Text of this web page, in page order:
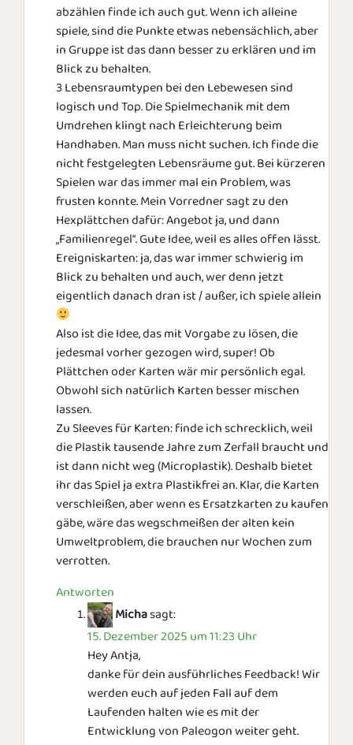
abzählen finde ich auch gut. Wenn ich alleine
spiele, sind die Punkte etwas nebensächlich, aber
in Gruppe ist das dann besser zu erklären und im
Blick zu behalten.
3 Lebensraumtypen bei den Lebewesen sind
logisch und Top. Die Spielmechanik mit dem
Umdrehen klingt nach Erleichterung beim
Handhaben. Man muss nicht suchen. Ich finde die
nicht festgelegten Lebensräume gut. Bei kürzeren
Spielen war das immer mal ein Problem, was
frusten konnte. Mein Vorredner sagt zu den
Hexplättchen dafür: Angebot ja, und dann
„Familienregel“. Gute Idee, weil es alles offen lässt.
Ereigniskarten: ja, das war immer schwierig im
Blick zu behalten und auch, wer denn jetzt
eigentlich danach dran ist / außer, ich spiele allein
Also ist die Idee, das mit Vorgabe zu lösen, die
jedesmal vorher gezogen wird, super! Ob
Plättchen oder Karten wär mir persönlich egal.
Obwohl sich natürlich Karten besser mischen
lassen.
Zu Sleeves für Karten: finde ich schrecklich, weil
die Plastik tausende Jahre zum Zerfall braucht und
ist dann nicht weg (Microplastik). Deshalb bietet
ihr das Spiel ja extra Plastikfrei an. Klar, die Karten
verschleißen, aber wenn es Ersatzkarten zu kaufen
gäbe, wäre das wegschmeißen der alten kein
Umweltproblem, die brauchen nur Wochen zum
verrotten.
Antworten
Michasagt:
15. Dezember 2025 um 11:23 Uhr
Hey Antja,
danke für dein ausführliches Feedback! Wir
werden euch auf jeden Fall auf dem
Laufenden halten wie es mit der
Entwicklung von Paleogon weiter geht.